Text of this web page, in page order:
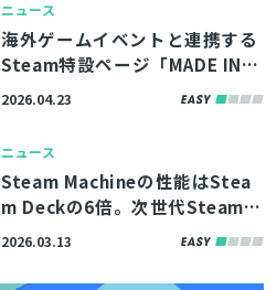
k」も付属したゲームパッド
ニュース
海外ゲームイベントと連携する
Steam特設ページ「MADE IN J
APAN COLLECTION」の2026年
2026.04.23
ニュース
Steam Machineの性能はStea
m Deckの6倍。次世代Steamハ
ードの仕様などを語ったValve
2026.03.13